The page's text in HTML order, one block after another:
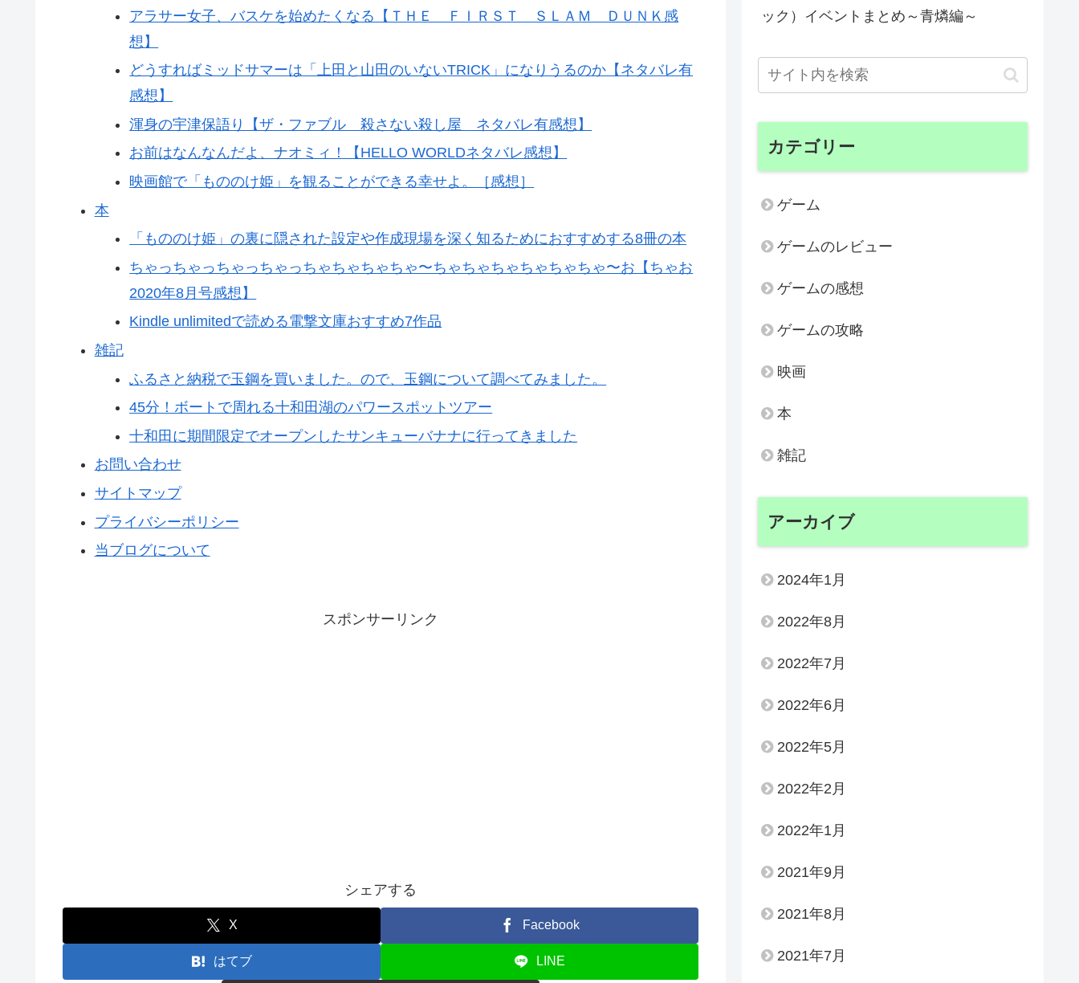
アラサー女子、バスケを始めたくなる【ＴＨＥ ＦＩＲＳＴ ＳＬＡＭ ＤＵＮＫ感
想】
どうすればミッドサマーは「上田と山田のいないTRICK」になりうるのか【ネタバレ有
感想】
渾身の宇津保語り【ザ・ファブル 殺さない殺し屋 ネタバレ有感想】
お前はなんなんだよ、ナオミィ！【HELLO WORLDネタバレ感想】
映画館で「もののけ姫」を観ることができる幸せよ。［感想］
本
「もののけ姫」の裏に隠された設定や作成現場を深く知るためにおすすめする8冊の本
ちゃっちゃっちゃっちゃっちゃちゃちゃちゃ〜ちゃちゃちゃちゃちゃちゃ〜お【ちゃお
2020年8月号感想】
Kindle unlimitedで読める電撃文庫おすすめ7作品
雑記
ふるさと納税で玉鋼を買いました。ので、玉鋼について調べてみました。
45分！ボートで周れる十和田湖のパワースポットツアー
十和田に期間限定でオープンしたサンキューバナナに行ってきました
お問い合わせ
サイトマップ
プライバシーポリシー
当ブログについて
スポンサーリンク
シェアする
X Facebook
はてブ LINE
ック）イベントまとめ～青燐編～
カテゴリー
ゲーム
ゲームのレビュー
ゲームの感想
ゲームの攻略
映画
本
雑記
アーカイブ
2024年1月
2022年8月
2022年7月
2022年6月
2022年5月
2022年2月
2022年1月
2021年9月
2021年8月
2021年7月